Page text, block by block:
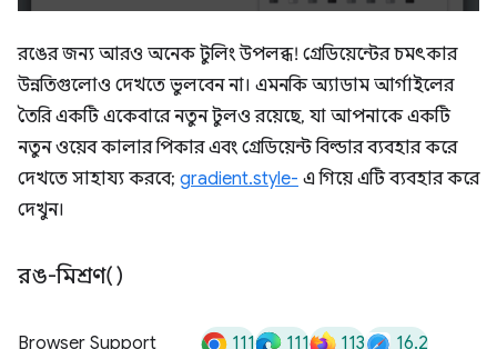
রঙের জন্য আরও অনেক টুলিং উপলব্ধ! গ্রেডিয়েন্টের চমৎকার
উন্নতিগুলোও দেখতে ভুলবেন না। এমনকি অ্যাডাম আর্গাইলের
তৈরি একটি একেবারে নতুন টুলও রয়েছে, যা আপনাকে একটি
নতুন ওয়েব কালার পিকার এবং গ্রেডিয়েন্ট বিল্ডার ব্যবহার করে
দেখতে সাহায্য করবে; gradient.style- এ গিয়ে এটি ব্যবহার করে
দেখুন।
রঙ-মিশ্রণ()
Browser Support 111 111 113 16.2